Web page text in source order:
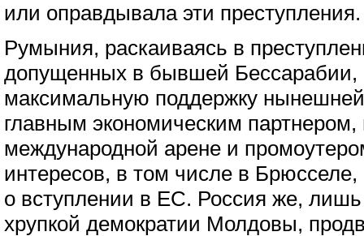
или оправдывала эти преступления.
Румыния, раскаиваясь в
допущенных в бывшей Бессарабии,
максимальную поддержку
главным экономическим
международной арене и
интересов, в том числе в Брюсселе,
о вступлении в ЕС. Россия же,
хрупкой демократии Молдовы,